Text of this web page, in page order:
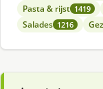
Pasta & rijst 1419
Salades 1216